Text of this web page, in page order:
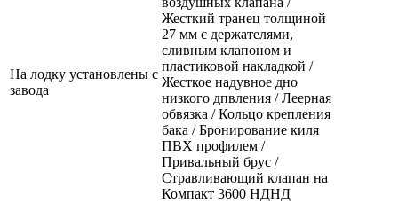
На лодку установлены с
завода
Жесткий транец толщиной
27 мм с держателями,
сливным клапоном и
пластиковой накладкой /
Жесткое надувное дно
низкого дпвления / Леерная
обвязка / Кольцо крепления
бака / Бронирование киля
ПВХ профилем /
Привальный брус /
Стравливающий клапан на
Компакт 3600 НДНД